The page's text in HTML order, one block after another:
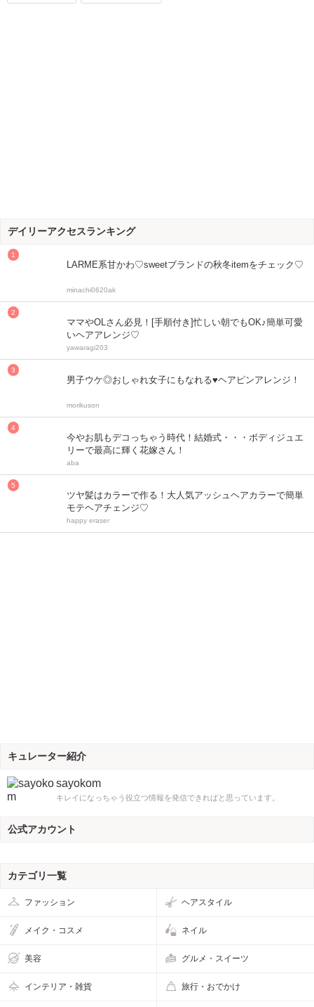
デイリーアクセスランキング
LARME系甘かわ♡sweetブランドの秋冬itemをチェック♡
minachi0620ak
ママやOLさん必見！[手順付き]忙しい朝でもOK♪簡単可愛
いヘアアレンジ♡
yawaragi203
男子ウケ◎おしゃれ女子にもなれる♥ヘアピンアレンジ！
morikuson
今やお肌もデコっちゃう時代！結婚式・・・ボディジュエ
リーで最高に輝く花嫁さん！
aba
ツヤ髪はカラーで作る！大人気アッシュヘアカラーで簡単
モテヘアチェンジ♡
happy eraser
キュレーター紹介
sayokom
キレイになっちゃう役立つ情報を発信できればと思っています。
公式アカウント
カテゴリ一覧
ファッション ヘアスタイル
メイク・コスメ ネイル
美容 グルメ・スイーツ
インテリア・雑貨 旅行・おでかけ